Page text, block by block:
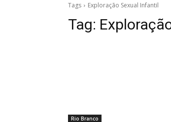
Tags Exploração Sexual Infantil
Tag:
Rio Branco